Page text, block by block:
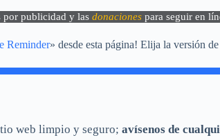
por publicidad y las donaciones para seguir en
Reminder» desde esta página! Elija la versión
web limpio y seguro; avísenos de